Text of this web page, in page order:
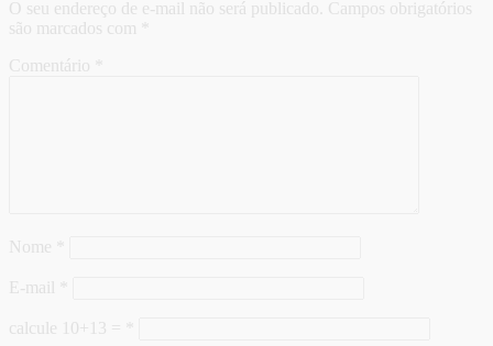
O seu endereço de e-mail não será publicado. Campos obrigatórios
são marcados com
Comentário
Nome
E-mail
calcule 10+13 =